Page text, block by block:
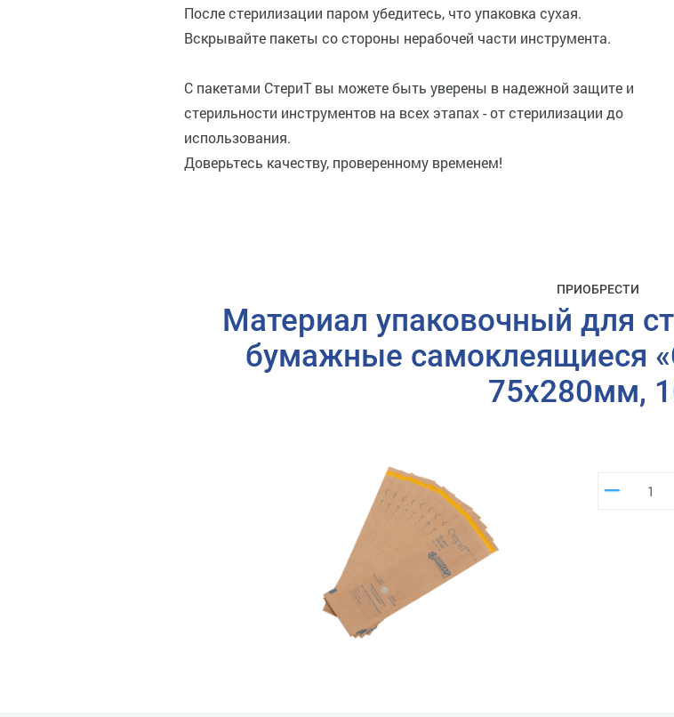
После стерилизации паром убедитесь, что упаковка сухая.
Вскрывайте пакеты со стороны нерабочей части инструмента.
С пакетами СтериТ вы можете быть уверены в надежной защите и
стерильности инструментов на всех этапах - от стерилизации до
использования.
Доверьтесь качеству, проверенному временем!
ПРИОБРЕСТИ
Материал упаковочный для
бумажные самоклеящиеся
75х280мм,
–